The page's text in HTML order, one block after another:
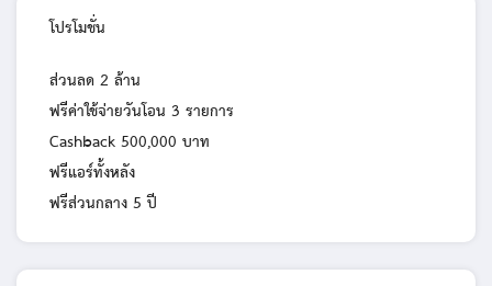
โปรโมชั่น
ส่วนลด 2 ล้าน
ฟรีค่าใช้จ่ายวันโอน 3 รายการ
Cashback 500,000 บาท
ฟรีแอร์ทั้งหลัง
ฟรีส่วนกลาง 5 ปี